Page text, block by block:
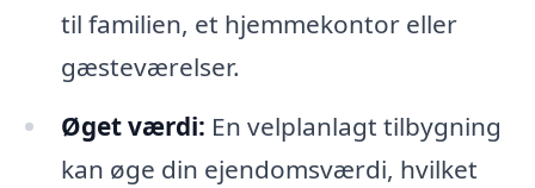
til familien, et hjemmekontor eller
gæsteværelser.
Øget værdi: En velplanlagt tilbygning
kan øge din ejendomsværdi, hvilket